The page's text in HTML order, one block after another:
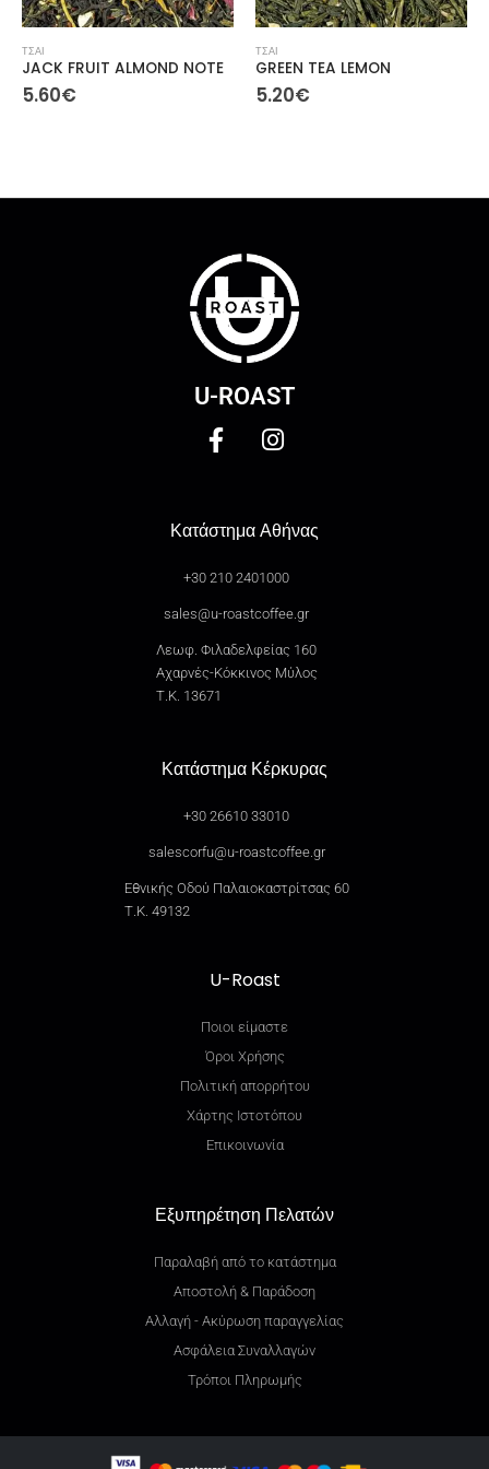
ALMOND NOTE GREEN TEA LEMON
U-ROAST
Κατάστημα Αθήνας
+30 210 2401000
sales@u-roastcoffee.gr
Λεωφ. Φιλαδελφείας 160
Αχαρνές-Κόκκινος Μύλος
Τ.Κ. 13671
Κατάστημα Κέρκυρας
+30 26610 33010
salescorfu@u-roastcoffee.gr
Εθνικής Οδού Παλαιοκαστρίτσας 60
Τ.Κ. 49132
U-Roast
Ποιοι είμαστε
Όροι Χρήσης
Πολιτική απορρήτου
Χάρτης Ιστοτόπου
Επικοινωνία
Εξυπηρέτηση Πελατών
Παραλαβή από το κατάστημα
Αποστολή & Παράδοση
Αλλαγή - Ακύρωση παραγγελίας
Ασφάλεια Συναλλαγών
Τρόποι Πληρωμής